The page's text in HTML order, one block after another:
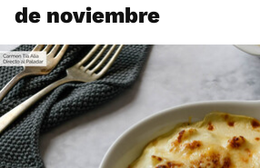
de noviembre